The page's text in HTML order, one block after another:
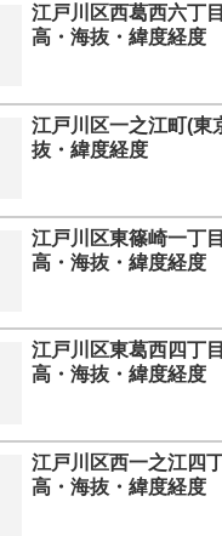
江戸川区西葛西六丁
高・海抜・緯度経度
江戸川区一之江町(東
抜・緯度経度
江戸川区東篠崎一丁
高・海抜・緯度経度
江戸川区東葛西四丁
高・海抜・緯度経度
江戸川区西一之江四
高・海抜・緯度経度